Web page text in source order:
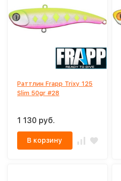
Раттлин Frapp Trixy 125
Slim 50gr #28
1 130 руб.
В корзину